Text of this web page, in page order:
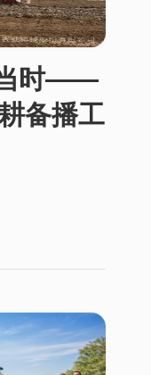
当时——
备播工